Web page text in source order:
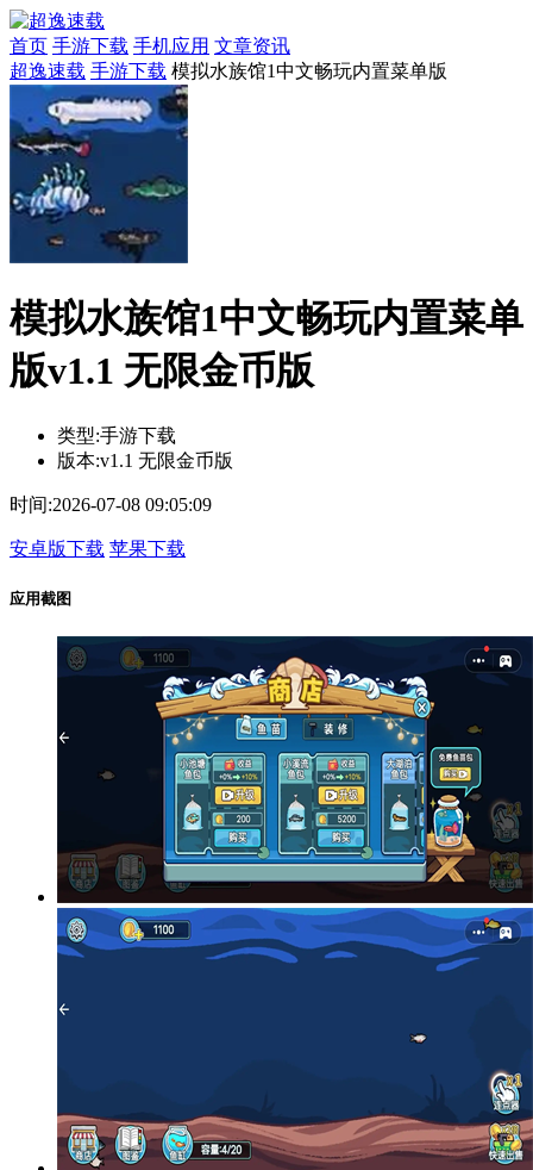
首页 手游下载 手机应用 文章资讯
超逸速载 手游下载 模拟水族馆1中文畅玩内置菜单版
模拟水族馆1中文畅玩内置菜单
版v1.1 无限金币版
类型:手游下载
版本:v1.1 无限金币版
时间:2026-07-08 09:05:09
安卓版下载 苹果下载
应用截图